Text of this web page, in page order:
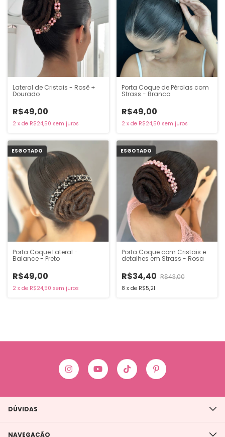
Lateral de Cristais - Rosê +
Dourado
R$49,00
2 x de R$24,50 sem juros
Porta Coque de Pérolas com
Strass - Branco
R$49,00
2 x de R$24,50 sem juros
ESGOTADO
Porta Coque Lateral -
Balance - Preto
R$49,00
2 x de R$24,50 sem juros
ESGOTADO
Porta Coque com Cristais e
detalhes em Strass - Rosa
R$34,40 R$43,00
8 x de R$5,21
DÚVIDAS
NAVEGAÇÃO